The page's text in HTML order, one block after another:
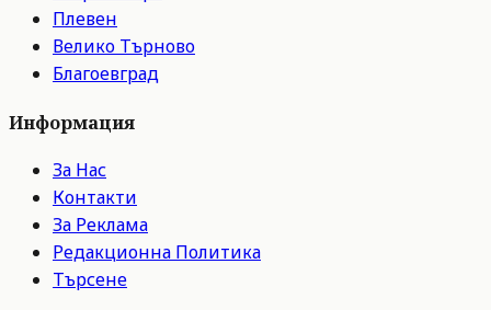
Плевен
Велико Търново
Благоевград
Информация
За Нас
Контакти
За Реклама
Редакционна Политика
Търсене